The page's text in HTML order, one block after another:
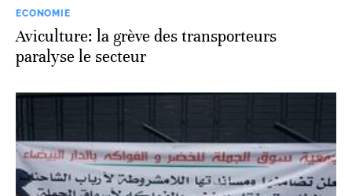
ECONOMIE
Aviculture: la grève des transporteurs
paralyse le secteur